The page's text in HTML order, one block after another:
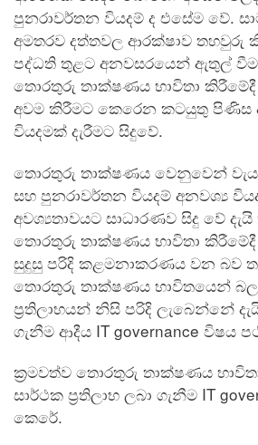
පුනරාවර්තන වියදම් ද එසේම වේ.
අමතරව දත්තවල ආරක්ෂාව තහවුරු
පද්ධති තුළට අනවසරයෙන් ඇතුල් වීම
තොරතුරු තාක්ෂණය භාවිතා
අවම කිරීමට කෙරෙන කටයුතු පිණිස
වියදමක් දැරීමට සිදුවේ.
තොරතුරු තාක්ෂණය වෙනුවෙන්
සහ පුනරාවර්තන වියදම් අනවශ්‍ය
අවශ්‍යතාවයට සාධාරණව සිදු වේ
තොරතුරු තාක්ෂණය භාවිතා
සුදුසු පරිදි කළමනාකරණය වන බව
තොරතුරු තාක්ෂණය භාවිතයෙන්
ප්‍රතිලාභයන් නිසි පරිදි ලැබෙන්නේ
ගැනීම ආදීය IT governance විෂය
ක්‍රමවත්ව තොරතුරු තාක්ෂණය
සාර්ථක ප්‍රතිලාභ ලබා ගැනීම IT
කෙරේ.